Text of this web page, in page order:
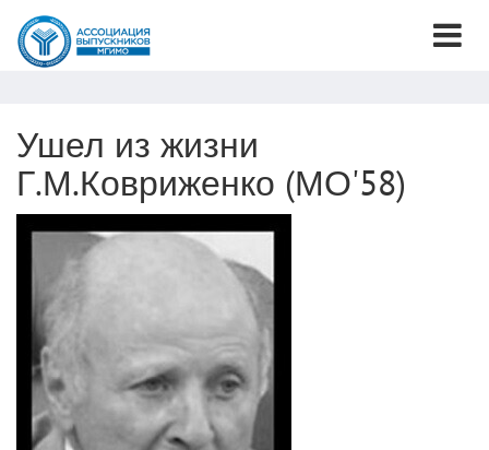
Ушел из жизни
Г.М.Ковриженко (МО'58)